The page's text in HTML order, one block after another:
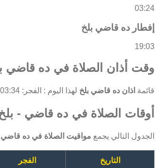
03:24
إفطار ده قاضي بلخ
19:03
وقت أذان الصلاة في ده قاضي
قائمة اذان ده قاضي بلخ لهذا اليوم : الفجر: 03:34 ، الظهر: 12:08 ، العصر: 15:56 ، المغرب: 19:03 ، العشاء: 20:35.
أوقات الصلاة في ده قاضي - بلخ
الجدول التالي يجمع مواقيت الصلاة في ده قاضي
التاريخ الفجر